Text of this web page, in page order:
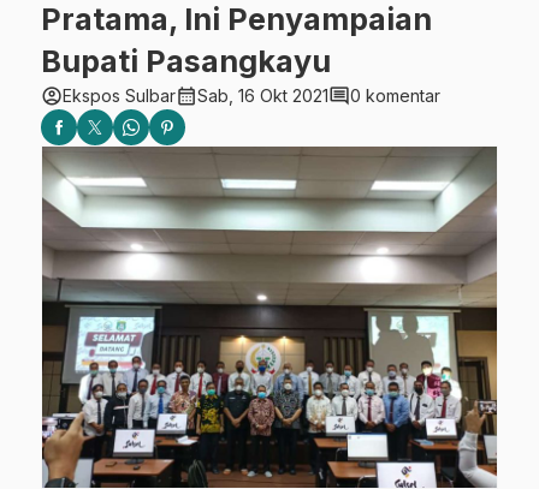
Pratama, Ini Penyampaian
Bupati Pasangkayu
account_circleEkspos Sulbarcalendar_monthSab, 16 Okt 2021comment0 komentar